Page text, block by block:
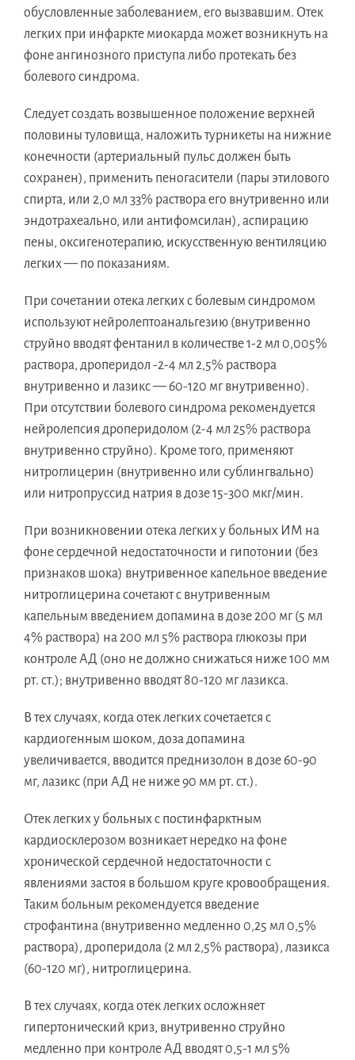
обусловленные заболеванием, его вызвавшим. Отек
легких при инфаркте миокарда может возникнуть на
фоне ангинозного приступа либо протекать без
болевого синдрома.
Следует создать возвышенное положение верхней
половины туловища, наложить турникеты на нижние
конечности (артериальный пульс должен быть
сохранен), применить пеногасители (пары этилового
спирта, или 2,0 мл 33% раствора его внутривенно или
эндотрахеально, или антифомсилан), аспирацию
пены, оксигенотерапию, искусственную вентиляцию
легких — по показаниям.
При сочетании отека легких с болевым синдромом
используют нейролептоанальгезию (внутривенно
струйно вводят фентанил в количестве 1-2 мл 0,005%
раствора, дроперидол -2-4 мл 2,5% раствора
внутривенно и лазикс — 60-120 мг внутривенно).
При отсутствии болевого синдрома рекомендуется
нейролепсия дроперидолом (2-4 мл 25% раствора
внутривенно струйно). Кроме того, применяют
нитроглицерин (внутривенно или сублингвально)
или нитропруссид натрия в дозе 15-300 мкг/мин.
При возникновении отека легких у больных ИМ на
фоне сердечной недостаточности и гипотонии (без
признаков шока) внутривенное капельное введение
нитроглицерина сочетают с внутривенным
капельным введением допамина в дозе 200 мг (5 мл
4% раствора) на 200 мл 5% раствора глюкозы при
контроле АД (оно не должно снижаться ниже 100 мм
рт. ст.); внутривенно вводят 80-120 мг лазикса.
В тех случаях, когда отек легких сочетается с
кардиогенным шоком, доза допамина
увеличивается, вводится преднизолон в дозе 60-90
мг, лазикс (при АД не ниже 90 мм рт. ст.).
Отек легких у больных с постинфарктным
кардиосклерозом возникает нередко на фоне
хронической сердечной недостаточности с
явлениями застоя в большом круге кровообращения.
Таким больным рекомендуется введение
строфантина (внутривенно медленно 0,25 мл 0,5%
раствора), дроперидола (2 мл 2,5% раствора), лазикса
(60-120 мг), нитроглицерина.
В тех случаях, когда отек легких осложняет
гипертонический криз, внутривенно струйно
медленно при контроле АД вводят 0,5-1 мл 5%